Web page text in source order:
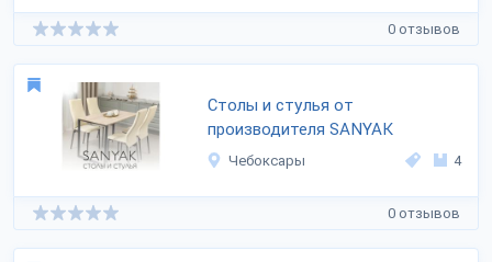
0 отзывов
Столы и стулья от
производителя SANYAK
Чебоксары 4
0 отзывов